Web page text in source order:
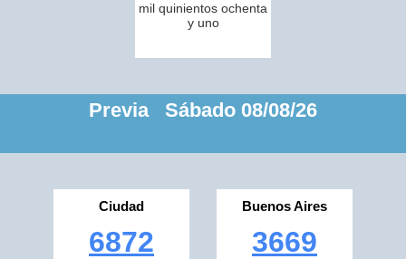
mil quinientos ochenta
y uno
Previa Sábado 08/08/26
Ciudad
6872
Buenos Aires
3669